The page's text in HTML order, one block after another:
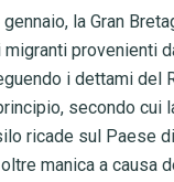
la Gran
provenienti
i dettami del
secondo cui
ricade sul Paese
manica a causa